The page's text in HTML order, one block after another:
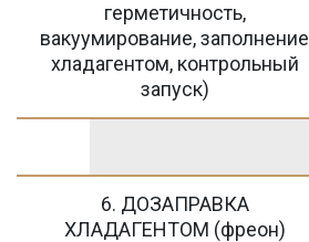
герметичность,
вакуумирование, заполнение
хладагентом, контрольный
запуск)
6. ДОЗАПРАВКА
ХЛАДАГЕНТОМ (фреон)